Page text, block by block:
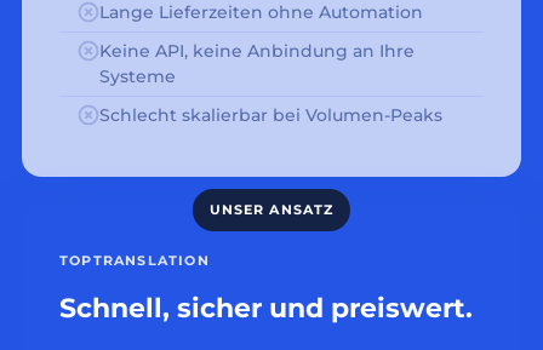
Lange Lieferzeiten ohne Automation
Keine API, keine Anbindung an Ihre
Systeme
Schlecht skalierbar bei Volumen-Peaks
TOPTRANSLATION
Schnell, sicher und preiswert.